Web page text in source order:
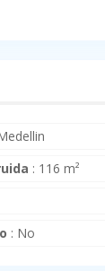
: 116 m²
: No